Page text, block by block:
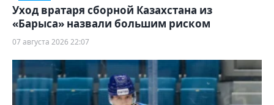
Уход вратаря сборной Казахстана из
«Барыса» назвали большим риском
07 августа 2026 22:07